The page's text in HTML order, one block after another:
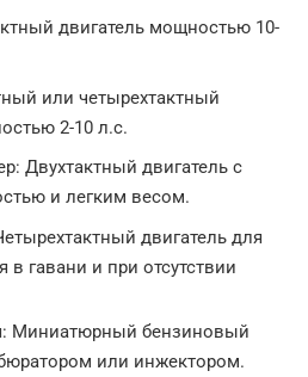
двигатель мощностью 10-
или четырехтактный
2-10 л.с.
Двухтактный двигатель с
и легким весом.
двигатель для
в гавани и при отсутствии
Миниатюрный бензиновый
или инжектором.